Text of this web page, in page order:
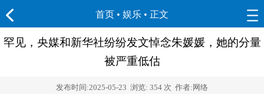
首页 • 娱乐 • 正文
罕见，央媒和新华社纷纷发文悼念朱媛媛，她的分量
被严重低估
发布时间:2025-05-23 浏览: 354 次 作者:网络